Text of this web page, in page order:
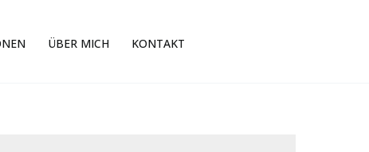
ÜBER MICH KONTAKT